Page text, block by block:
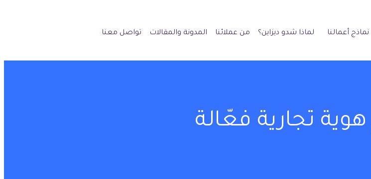
نماذج أعمالنا لماذا شدو ديزاين؟ من عملائنا المدونة والمقالات تواصل معنا
تجارية فعّالة